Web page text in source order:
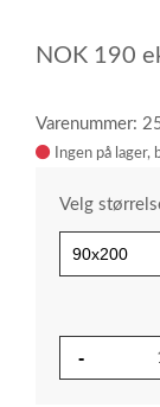
NOK 190
Varenummer:
Ingen på lager
Velg